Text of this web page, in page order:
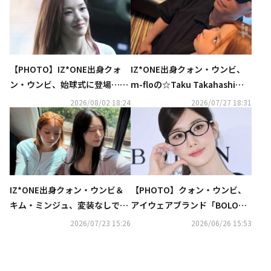
【PHOTO】IZ*ONE出身クォ
ン・ウンビ、始球式に登場…可
愛らしいピンクのグローブ
2026/08/02 18:24
IZ*ONE出身クォン・ウンビ、
m-floの☆Taku Takahashiと
の2ショット公開！意外な親交
が話題に
2026/07/27 18:31
IZ*ONE出身クォン・ウンビ＆
キム・ミンジュ、変装なしで日
本旅行を満喫！変わらぬ友情ア
2026/07/23 15:26
【PHOTO】クォン・ウンビ、
アイウェアブランド「BOLO
N」のイベントに出席2026/06/26 15:53